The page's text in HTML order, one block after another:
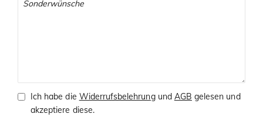
Ich habe die Widerrufsbelehrungund AGB gelesen und
akzeptiere diese.